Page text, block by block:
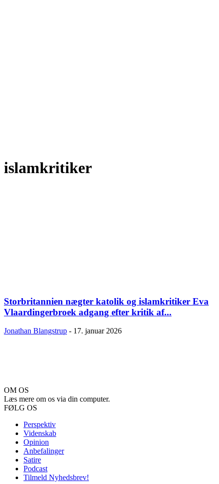
islamkritiker
Storbritannien nægter katolik og islamkritiker Eva
Vlaardingerbroek adgang efter kritik af...
Jonathan Blangstrup - 17. januar 2026
OM OS
Læs mere om os via din computer.
FØLG OS
Perspektiv
Videnskab
Opinion
Anbefalinger
Satire
Podcast
Tilmeld Nyhedsbrev!